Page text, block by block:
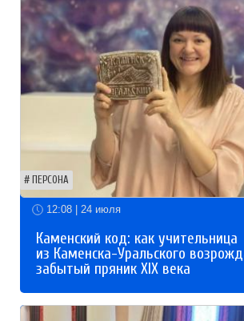
ПЕРСОНА
12:08 | 24 июля
Каменский код: как учительница
из Каменска-Уральского
забытый пряник XIX века